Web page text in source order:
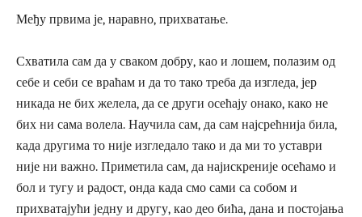
Међу првима је, наравно, прихватање.
Схватила сам да у сваком добру, као и лошем, полазим од
себе и себи се враћам и да то тако треба да изгледа, јер
никада не бих желела, да се други осећају онако, како не
бих ни сама волела. Научила сам, да сам најсрећнија била,
када другима то није изгледало тако и да ми то уставри
није ни важно. Приметила сам, да најискреније осећамо и
бол и тугу и радост, онда када смо сами са собом и
прихватајући једну и другу, као део бића, дана и постојања